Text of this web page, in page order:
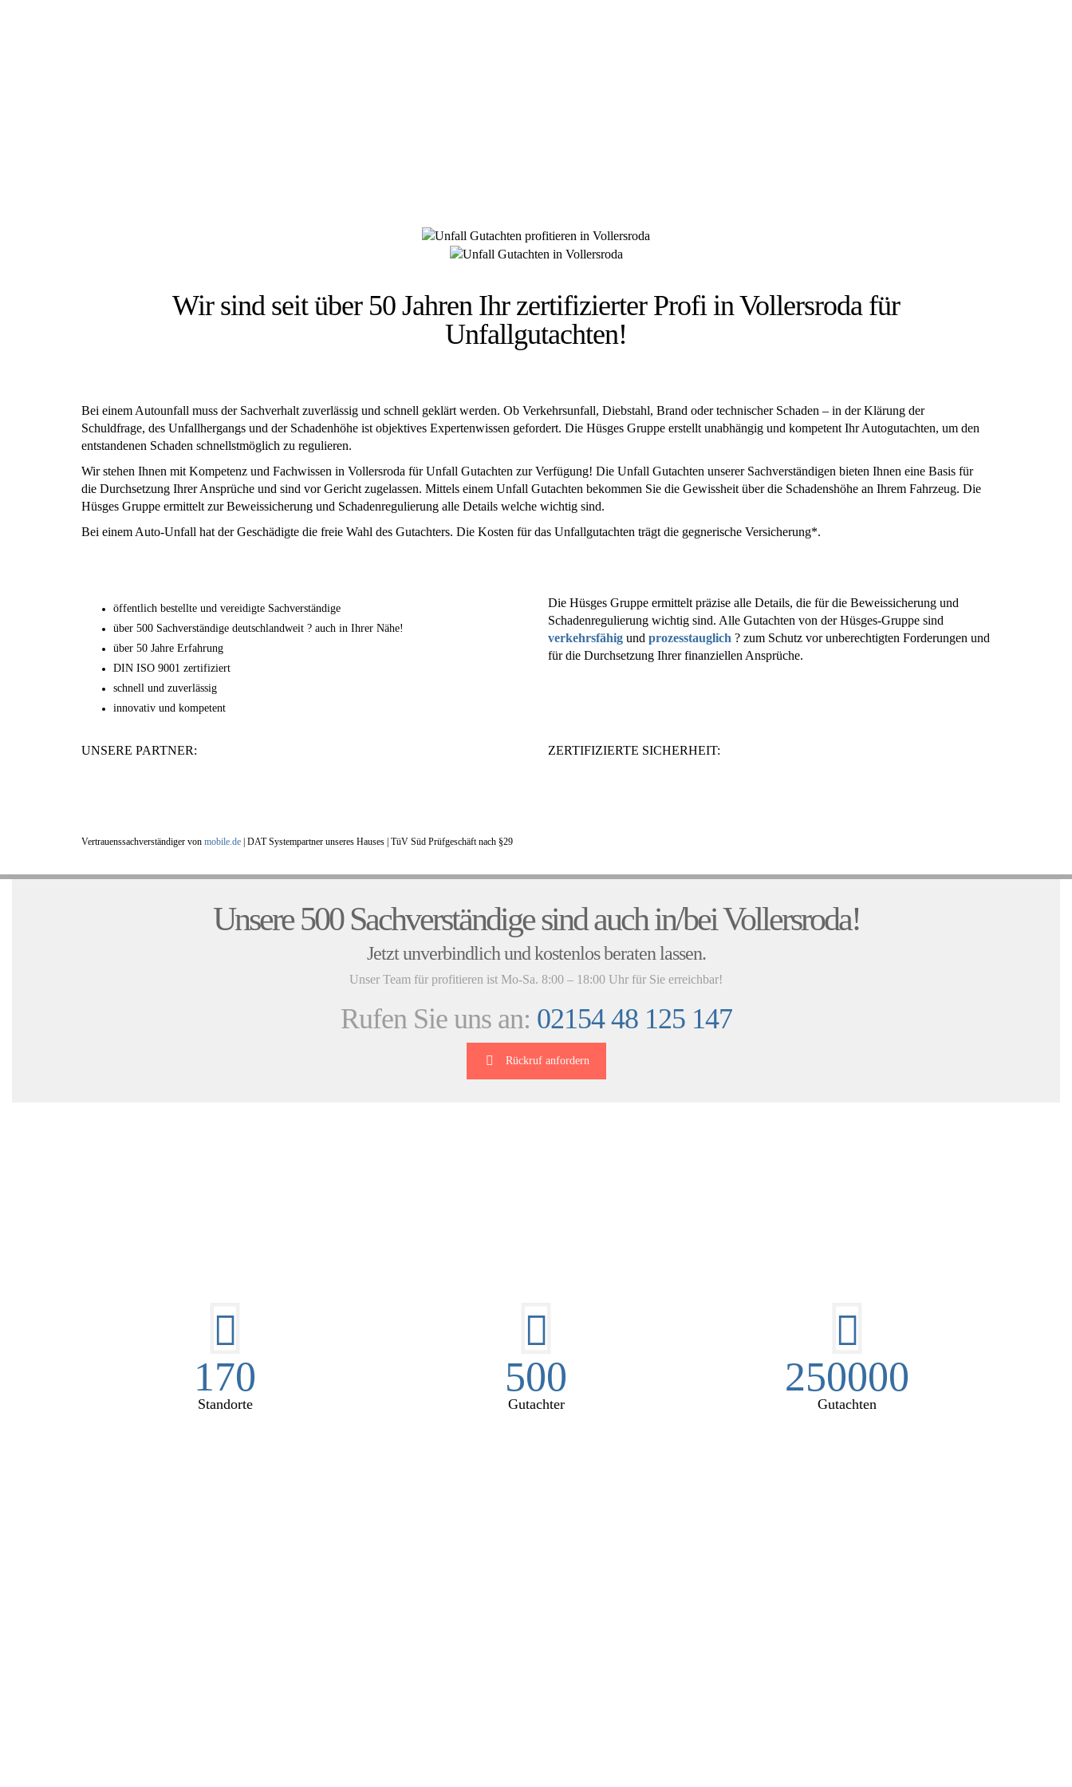
Wir sind seit über 50 Jahren Ihr zertifizierter Profi in Vollersroda für
Unfallgutachten!
Bei einem Autounfall muss der Sachverhalt zuverlässig und schnell geklärt werden. Ob Verkehrsunfall, Diebstahl, Brand oder technischer Schaden – in der Klärung der
Schuldfrage, des Unfallhergangs und der Schadenhöhe ist objektives Expertenwissen gefordert. Die Hüsges Gruppe erstellt unabhängig und kompetent Ihr Autogutachten, um den
entstandenen Schaden schnellstmöglich zu regulieren.
Wir stehen Ihnen mit Kompetenz und Fachwissen in Vollersroda für Unfall Gutachten zur Verfügung! Die Unfall Gutachten unserer Sachverständigen bieten Ihnen eine Basis für
die Durchsetzung Ihrer Ansprüche und sind vor Gericht zugelassen. Mittels einem Unfall Gutachten bekommen Sie die Gewissheit über die Schadenshöhe an Ihrem Fahrzeug. Die
Hüsges Gruppe ermittelt zur Beweissicherung und Schadenregulierung alle Details welche wichtig sind.
Bei einem Auto-Unfall hat der Geschädigte die freie Wahl des Gutachters. Die Kosten für das Unfallgutachten trägt die gegnerische Versicherung*.
öffentlich bestellte und vereidigte Sachverständige
über 500 Sachverständige deutschlandweit ? auch in Ihrer Nähe!
über 50 Jahre Erfahrung
DIN ISO 9001 zertifiziert
schnell und zuverlässig
innovativ und kompetent
Die Hüsges Gruppe ermittelt präzise alle Details, die für die Beweissicherung und
Schadenregulierung wichtig sind. Alle Gutachten von der Hüsges-Gruppe sind
verkehrsfähig und prozesstauglich ? zum Schutz vor unberechtigten Forderungen und
für die Durchsetzung Ihrer finanziellen Ansprüche.
UNSERE PARTNER: ZERTIFIZIERTE SICHERHEIT:
Vertrauenssachverständiger von mobile.de DAT Systempartner unseres Hauses | TüV Süd Prüfgeschäft nach §29
UNSERE KUNDENSTIMMEN:
Unsere 500 Sachverständige sind auch in/bei Vollersroda!
Jetzt unverbindlich und kostenlos beraten lassen.
Unser Team für profitieren ist Mo-Sa. 8:00 – 18:00 Uhr für Sie erreichbar!
Rufen Sie uns an: 02154 48 125 147
Rückruf anfordern
170
Standorte
500
Gutachter
250000
Gutachten